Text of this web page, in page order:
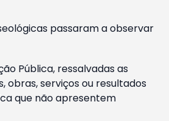
passaram a observar
Pública, ressalvadas as
obras, serviços ou resultados
que não apresentem